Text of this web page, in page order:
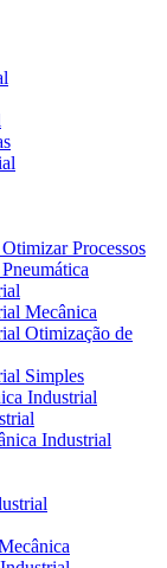
Processos
Mecânica
Otimização de
Simples
Industrial
Industrial